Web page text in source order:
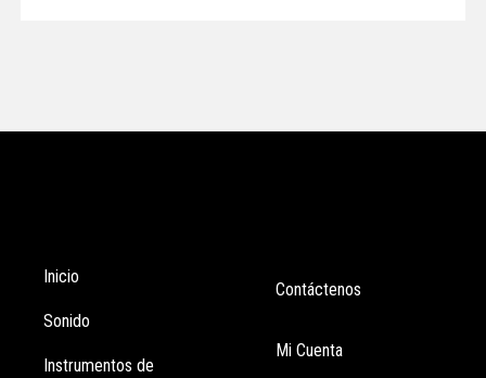
Inicio
Sonido
Instrumentos de
Contáctenos
Mi Cuenta